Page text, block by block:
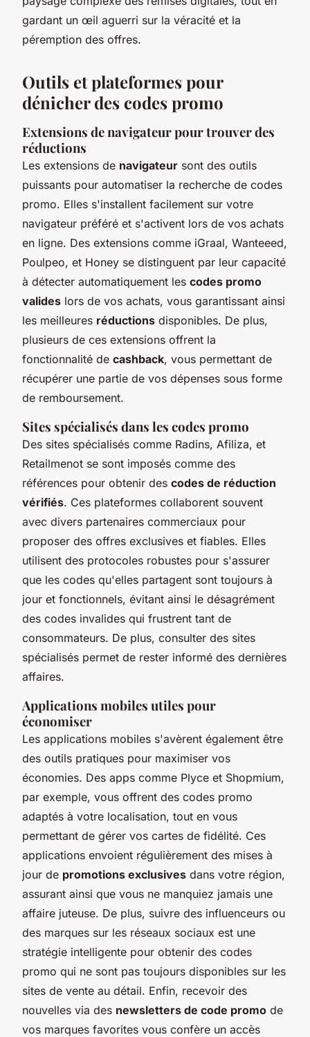
gardant un œil aguerri sur la véracité et la
péremption des offres.
Outils et plateformes pour
dénicher des codes promo
Extensions de navigateur pour trouver des
réductions
Les extensions de navigateur sont des outils
puissants pour automatiser la recherche de codes
promo. Elles s'installent facilement sur votre
navigateur préféré et s'activent lors de vos achats
en ligne. Des extensions comme iGraal, Wanteeed,
Poulpeo, et Honey se distinguent par leur capacité
à détecter automatiquement les codes promo
valides lors de vos achats, vous garantissant ainsi
les meilleures réductions disponibles. De plus,
plusieurs de ces extensions offrent la
fonctionnalité de cashback, vous permettant de
récupérer une partie de vos dépenses sous forme
de remboursement.
Sites spécialisés dans les codes promo
Des sites spécialisés comme Radins, Afiliza, et
Retailmenot se sont imposés comme des
références pour obtenir des codes de réduction
vérifiés. Ces plateformes collaborent souvent
avec divers partenaires commerciaux pour
proposer des offres exclusives et fiables. Elles
utilisent des protocoles robustes pour s'assurer
que les codes qu'elles partagent sont toujours à
jour et fonctionnels, évitant ainsi le désagrément
des codes invalides qui frustrent tant de
consommateurs. De plus, consulter des sites
spécialisés permet de rester informé des dernières
affaires.
Applications mobiles utiles pour
économiser
Les applications mobiles s'avèrent également être
des outils pratiques pour maximiser vos
économies. Des apps comme Plyce et Shopmium,
par exemple, vous offrent des codes promo
adaptés à votre localisation, tout en vous
permettant de gérer vos cartes de fidélité. Ces
applications envoient régulièrement des mises à
jour de promotions exclusives dans votre région,
assurant ainsi que vous ne manquiez jamais une
affaire juteuse. De plus, suivre des influenceurs ou
des marques sur les réseaux sociaux est une
stratégie intelligente pour obtenir des codes
promo qui ne sont pas toujours disponibles sur les
sites de vente au détail. Enfin, recevoir des
nouvelles via des newsletters de code promo de
vos marques favorites vous confère un accès